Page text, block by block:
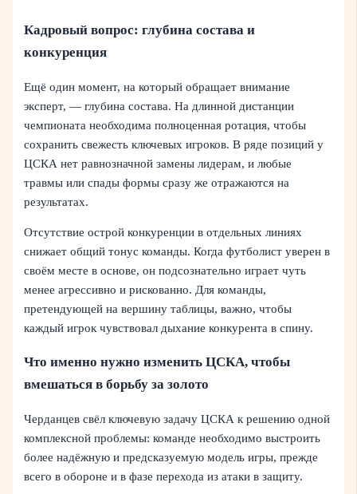
Кадровый вопрос: глубина состава и
конкуренция
Ещё один момент, на который обращает внимание
эксперт, — глубина состава. На длинной дистанции
чемпионата необходима полноценная ротация, чтобы
сохранить свежесть ключевых игроков. В ряде позиций у
ЦСКА нет равнозначной замены лидерам, и любые
травмы или спады формы сразу же отражаются на
результатах.
Отсутствие острой конкуренции в отдельных линиях
снижает общий тонус команды. Когда футболист уверен в
своём месте в основе, он подсознательно играет чуть
менее агрессивно и рискованно. Для команды,
претендующей на вершину таблицы, важно, чтобы
каждый игрок чувствовал дыхание конкурента в спину.
Что именно нужно изменить ЦСКА, чтобы
вмешаться в борьбу за золото
Черданцев свёл ключевую задачу ЦСКА к решению одной
комплексной проблемы: команде необходимо выстроить
более надёжную и предсказуемую модель игры, прежде
всего в обороне и в фазе перехода из атаки в защиту.